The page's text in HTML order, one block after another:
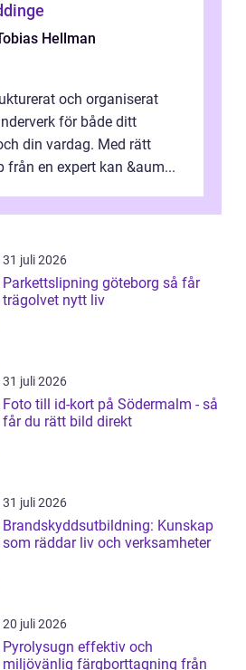
Hellman
och organiserat
för både ditt
din vardag. Med rätt
från en expert kan &aum...
31 juli 2026
Parkettslipning göteborg så får
trägolvet nytt liv
31 juli 2026
Foto till id-kort på Södermalm - så
får du rätt bild direkt
31 juli 2026
Brandskyddsutbildning: Kunskap
som räddar liv och verksamheter
20 juli 2026
Pyrolysugn effektiv och
miljövänlig färgborttagning från